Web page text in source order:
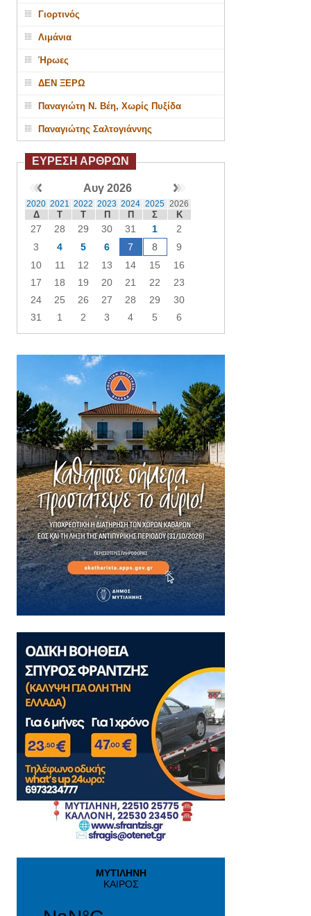
Γιορτινός
Λιμάνια
Ήρωες
ΔΕΝ ΞΕΡΩ
Παναγιώτη Ν. Βέη, Χωρίς Πυξίδα
Παναγιώτης Σαλτογιάννης
ΕΥΡΕΣΗ ΑΡΘΡΩΝ
Αυγ 2026
2020 2021 2022 2023 2024 2025 2026
Δ Τ Τ Π Π Σ Κ
27 28 29 30 31 1
2
3
4 5 6 7 8
9
10
11 12 13 14 15
16
17
18 19 20 21 22
23
24
25 26 27 28 29
30
31
1 2 3 4 5 6